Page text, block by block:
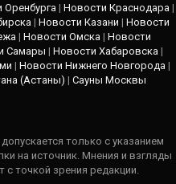
Оренбурга | Новости Краснодара |
| Новости Казани | Новости
| Новости Омска | Новости
Самары | Новости Хабаровска |
| Новости Нижнего Новгорода |
(Астаны) | Сауны Москвы
только с указанием
на источник. Мнения и взгляды
точкой зрения редакции.